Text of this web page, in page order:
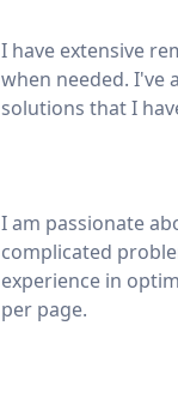
I have extensive
when needed. I've
solutions that I
I am passionate
complicated
experience in
per page.